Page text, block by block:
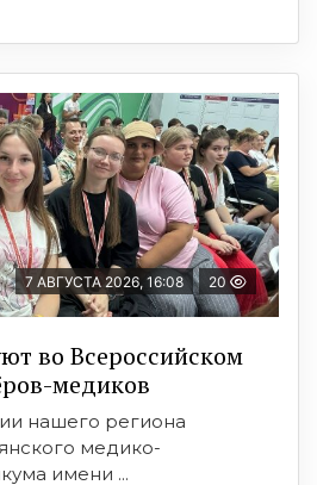
7 АВГУСТА 2026, 16:08 20
во Всероссийском
медиков
нашего региона
медико-
имени ...